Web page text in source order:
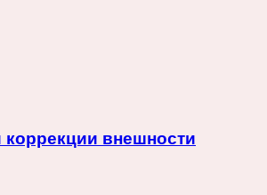
внешности